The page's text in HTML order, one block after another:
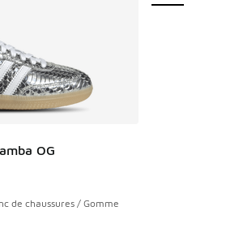
OG
- [5 sur 5 étoiles], 22
de chaussures / Gomme